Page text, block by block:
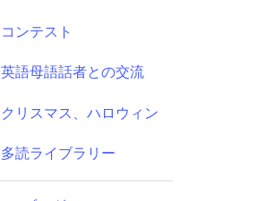
コンテスト
英語母語話者との交流
クリスマス、ハロウィン
多読ライブラリー